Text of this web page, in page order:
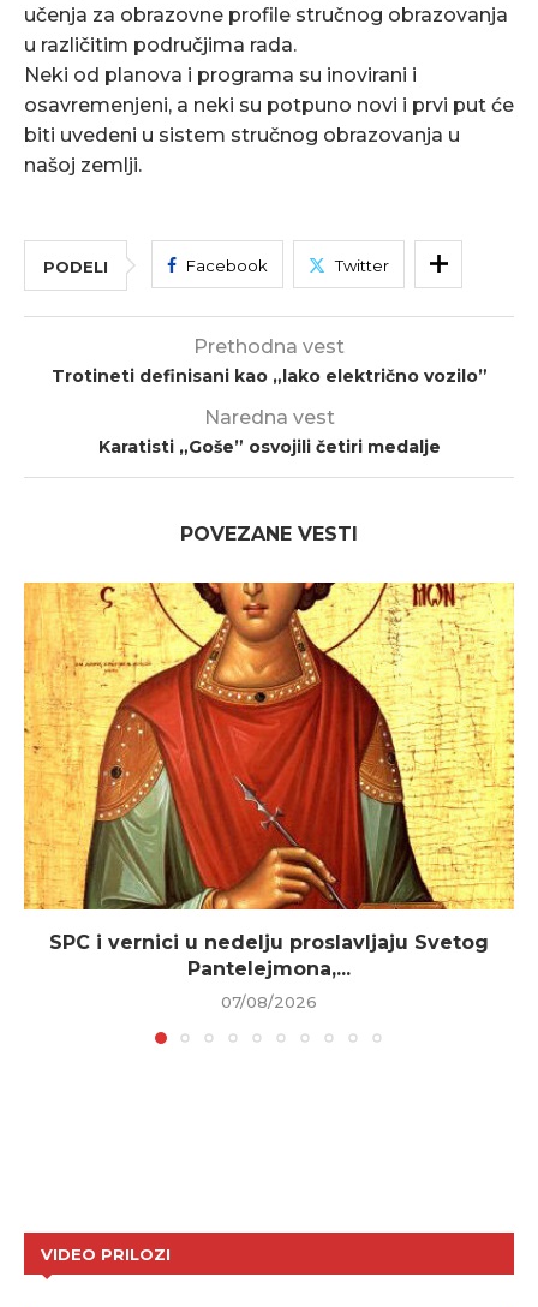
učenja za obrazovne profile stručnog obrazovanja
u različitim područjima rada.
Neki od planova i programa su inovirani i
osavremenjeni, a neki su potpuno novi i prvi put će
biti uvedeni u sistem stručnog obrazovanja u
našoj zemlji.
PODELI Facebook Twitter
Prethodna vest
Trotineti definisani kao „lako električno vozilo”
Naredna vest
Karatisti „Goše” osvojili četiri medalje
POVEZANE VESTI
SPC i vernici u nedelju proslavljaju Svetog
Pantelejmona,...
07/08/2026
VIDEO PRILOZI